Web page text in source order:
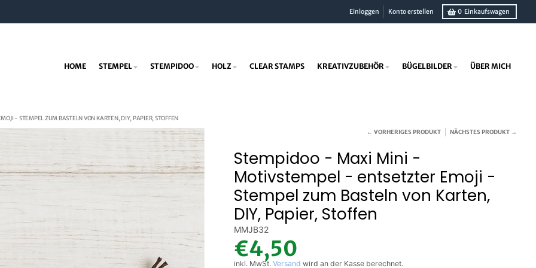
Einloggen Konto erstellen 0 Einkaufswagen
HOME STEMPEL STEMPIDOO HOLZ CLEAR STAMPS KREATIVZUBEHÖR BÜGELBILDER ÜBER MICH
- STEMPEL ZUM BASTELN VON KARTEN, DIY, PAPIER, STOFFEN
← VORHERIGES PRODUKT NÄCHSTES PRODUKT →
Stempidoo - Maxi Mini -
Motivstempel - entsetzter Emoji -
Stempel zum Basteln von Karten,
DIY, Papier, Stoffen
MMJB32
€4,50
inkl. MwSt.Versand wird an der Kasse berechnet.